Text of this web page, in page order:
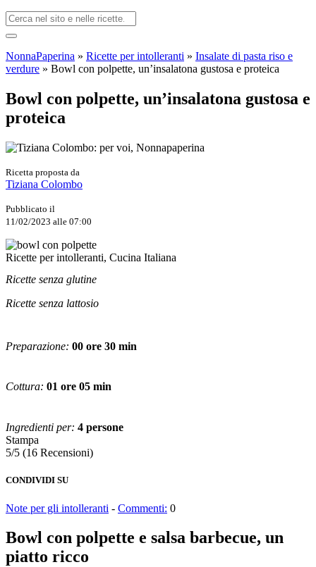
NonnaPaperina » Ricette per intolleranti » Insalate di pasta riso e
verdure » Bowl con polpette, un’insalatona gustosa e proteica
Bowl con polpette, un’insalatona gustosa e
proteica
Ricetta proposta da
Tiziana Colombo
Pubblicato il
11/02/2023 alle 07:00
Ricette per intolleranti, Cucina Italiana
Ricette senza glutine
Ricette senza lattosio
Preparazione: 00 ore 30 min
Cottura: 01 ore 05 min
Ingredienti per: 4 persone
Stampa
5/5 (16 Recensioni)
CONDIVIDI SU
Note per gli intolleranti - Commenti: 0
Bowl con polpette e salsa barbecue, un
piatto ricco